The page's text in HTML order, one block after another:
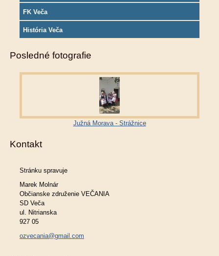
FK Veča
História Veča
Posledné fotografie
Južná Morava - Strážnice
Kontakt
Stránku spravuje
Marek Molnár
Občianske združenie VEČANIA
SD Veča
ul. Nitrianska
927 05
ozvecania@gmail.com